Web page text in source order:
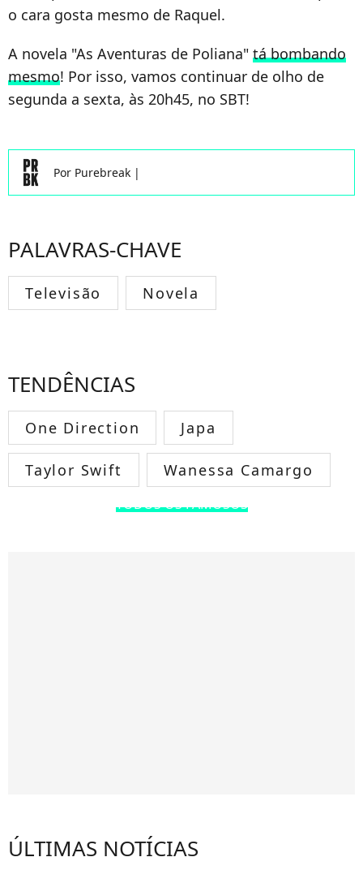
o cara gosta mesmo de Raquel.
A novela "As Aventuras de Poliana" tá bombando
mesmo! Por isso, vamos continuar de olho de
segunda a sexta, às 20h45, no SBT!
Por Purebreak |
PALAVRAS-CHAVE
Televisão Novela
TENDÊNCIAS
One Direction Japa
Taylor Swift Wanessa Camargo
TODOS OS FAMOSOS
ÚLTIMAS NOTÍCIAS